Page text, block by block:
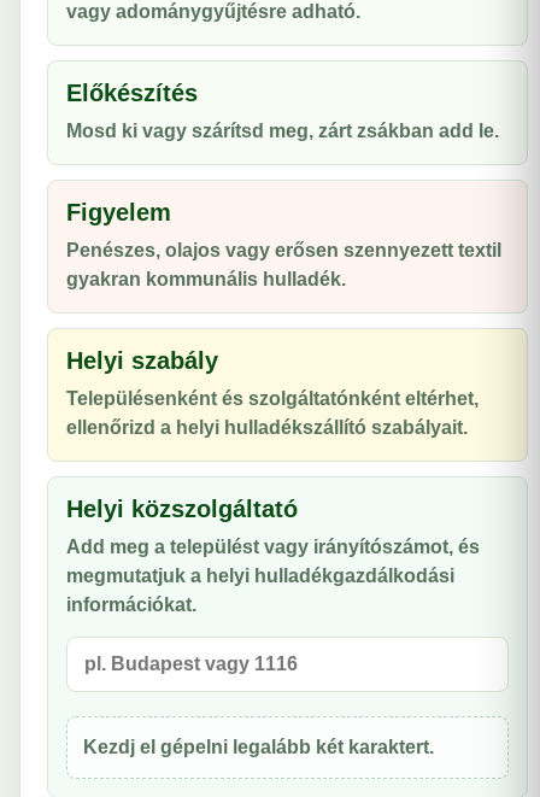
vagy adománygyűjtésre adható.
Előkészítés
Mosd ki vagy szárítsd meg, zárt zsákban add le.
Figyelem
Penészes, olajos vagy erősen szennyezett textil
gyakran kommunális hulladék.
Helyi szabály
Településenként és szolgáltatónként eltérhet,
ellenőrizd a helyi hulladékszállító szabályait.
Helyi közszolgáltató
Add meg a települést vagy irányítószámot, és
megmutatjuk a helyi hulladékgazdálkodási
információkat.
Kezdj el gépelni legalább két karaktert.